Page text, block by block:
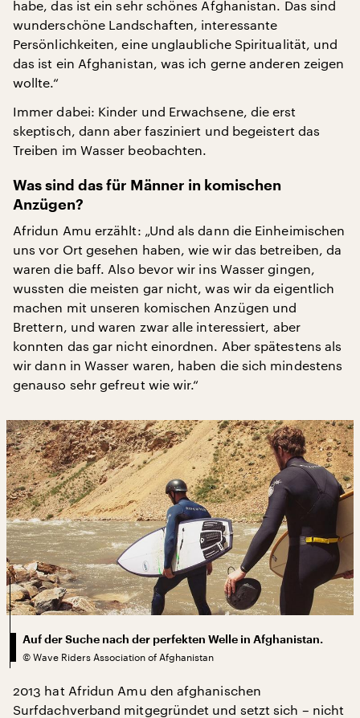
habe, das ist ein sehr schönes Afghanistan. Das sind
wunderschöne Landschaften, interessante
Persönlichkeiten, eine unglaubliche Spiritualität, und
das ist ein Afghanistan, was ich gerne anderen zeigen
wollte.“
Immer dabei: Kinder und Erwachsene, die erst
skeptisch, dann aber fasziniert und begeistert das
Treiben im Wasser beobachten.
Was sind das für Männer in komischen
Anzügen?
Afridun Amu erzählt: „Und als dann die Einheimischen
uns vor Ort gesehen haben, wie wir das betreiben, da
waren die baff. Also bevor wir ins Wasser gingen,
wussten die meisten gar nicht, was wir da eigentlich
machen mit unseren komischen Anzügen und
Brettern, und waren zwar alle interessiert, aber
konnten das gar nicht einordnen. Aber spätestens als
wir dann in Wasser waren, haben die sich mindestens
genauso sehr gefreut wie wir.“
Auf der Suche nach der perfekten Welle in Afghanistan.
© Wave Riders Association of Afghanistan
2013 hat Afridun Amu den afghanischen
Surfdachverband mitgegründet und setzt sich – nicht